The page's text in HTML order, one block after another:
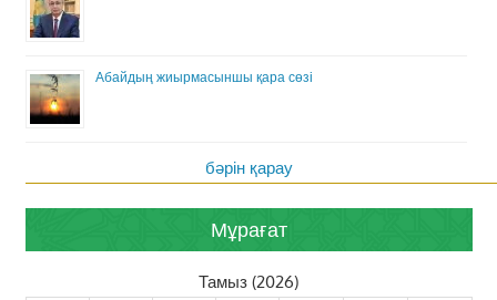
Абайдың жиырмасыншы қара сөзі
бәрін қарау
Мұрағат
Тамыз (2026)